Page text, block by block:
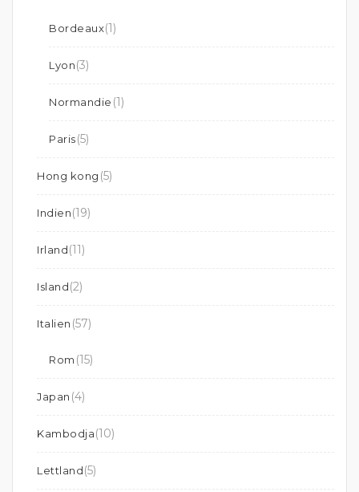
Bordeaux(1)
Lyon(3)
Normandie (1)
Paris(5)
Hong kong (5)
Indien(19)
Irland(11)
Island(2)
Italien (57)
Rom (15)
Japan (4)
Kambodja(10)
Lettland(5)